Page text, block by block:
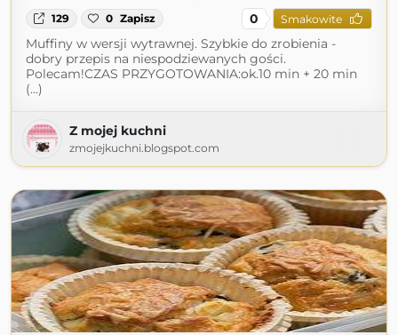
129 0 Zapisz 0 Smakowite
Muffiny w wersji wytrawnej. Szybkie do zrobienia -
dobry przepis na niespodziewanych gości.
Polecam!CZAS PRZYGOTOWANIA:ok.10 min + 20 min
(...)
Z mojej kuchni
zmojejkuchni.blogspot.com